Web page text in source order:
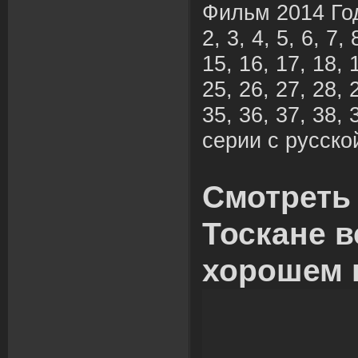
Фильм 2014
2, 3, 4, 5, 6, 7,
15, 16, 17, 18,
25, 26, 27, 28,
35, 36, 37, 38,
серии с
Тоскане
хорошем